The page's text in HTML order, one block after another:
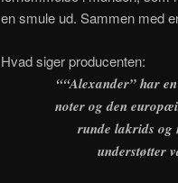
en smule ud. Sammen med
Hvad siger producenten:
““Alexander” har
noter og den
runde lakrids og
understøtter